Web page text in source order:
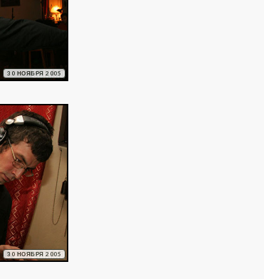
30 НОЯБРЯ 2005
30 НОЯБРЯ 2005